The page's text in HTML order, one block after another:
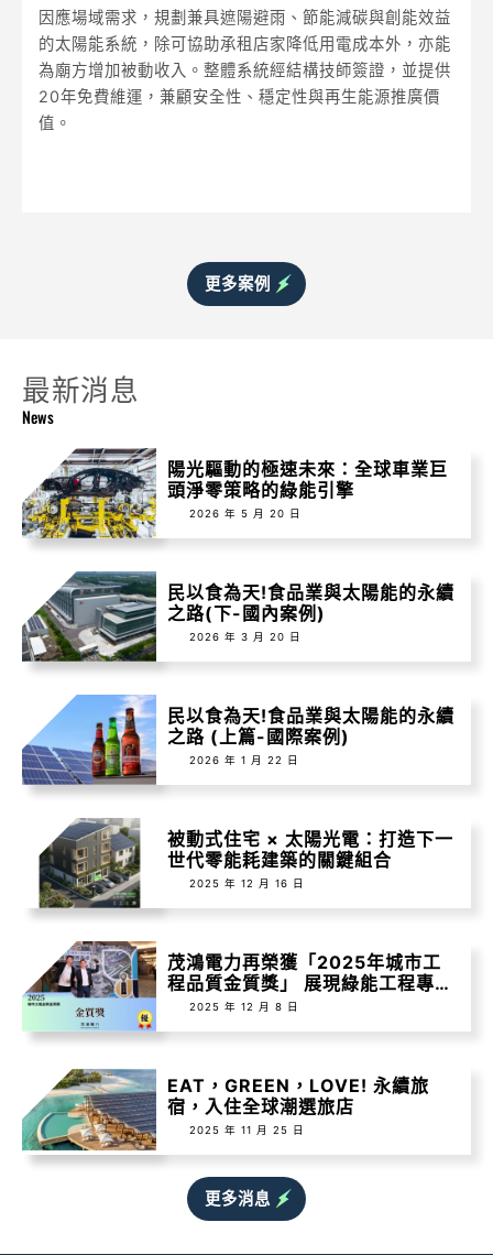
因應場域需求，規劃兼具遮陽避雨、節能減碳與創能效益
的太陽能系統，除可協助承租店家降低用電成本外，亦能
為廟方增加被動收入。整體系統經結構技師簽證，並提供
20年免費維運，兼顧安全性、穩定性與再生能源推廣價
值。
更多案例
最新消息
News
陽光驅動的極速未來：全球車業巨
頭淨零策略的綠能引擎
2026 年 5 月 20 日
民以食為天!食品業與太陽能的永續
之路(下-國內案例)
2026 年 3 月 20 日
民以食為天!食品業與太陽能的永續
之路 (上篇-國際案例)
2026 年 1 月 22 日
被動式住宅 × 太陽光電：打造下一
世代零能耗建築的關鍵組合
2025 年 12 月 16 日
茂鴻電力再榮獲「2025年城市工
程品質金質獎」 展現綠能工程專業
實力2025 年 12 月 8 日
EAT，GREEN，LOVE! 永續旅
宿，入住全球潮選旅店
2025 年 11 月 25 日
更多消息